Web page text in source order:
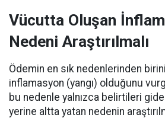
Vücutta Oluşan
Nedeni Araştırılmalı
Ödemin en sık nedenlerinden
inflamasyon (yangı) olduğunu
bu nedenle yalnızca belirtileri
yerine altta yatan nedenin